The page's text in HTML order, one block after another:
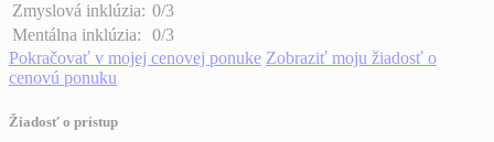
Zmyslová inklúzia: 0/3
Mentálna inklúzia:
0/3
Pokračovať v mojej cenovej ponuke Zobraziť moju žiadosť o
cenovú ponuku
Žiadosť o prístup